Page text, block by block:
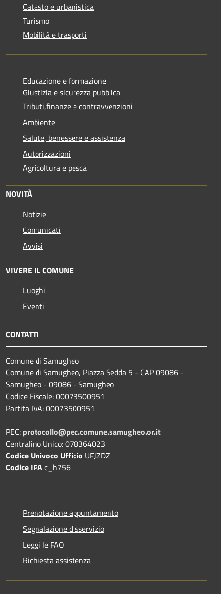
Catasto e urbanistica
Turismo
Mobilità e trasporti
Educazione e formazione
Giustizia e sicurezza pubblica
Tributi,finanze e contravvenzioni
Ambiente
Salute, benessere e assistenza
Autorizzazioni
Agricoltura e pesca
NOVITÀ
Notizie
Comunicati
Avvisi
VIVERE IL COMUNE
Luoghi
Eventi
CONTATTI
Comune di Samugheo
Comune di Samugheo, Piazza Sedda 5 - CAP 09086 -
Samugheo - 09086 - Samugheo
Codice Fiscale: 00073500951
Partita IVA: 00073500951
PEC: protocollo@pec.comune.samugheo.or.it
Centralino Unico: 078364023
Codice Univoco Ufficio UFJZDZ
Codice IPAc_h756
Prenotazione appuntamento
Segnalazione disservizio
Leggi le FAQ
Richiesta assistenza